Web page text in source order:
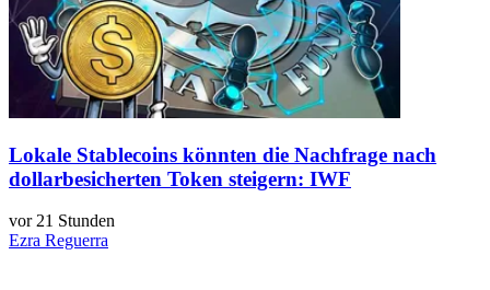
Lokale Stablecoins könnten die Nachfrage nach
dollarbesicherten Token steigern: IWF
vor 21 Stunden
Ezra Reguerra